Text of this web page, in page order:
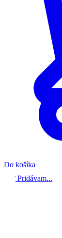
Do košíka
Pridávam...